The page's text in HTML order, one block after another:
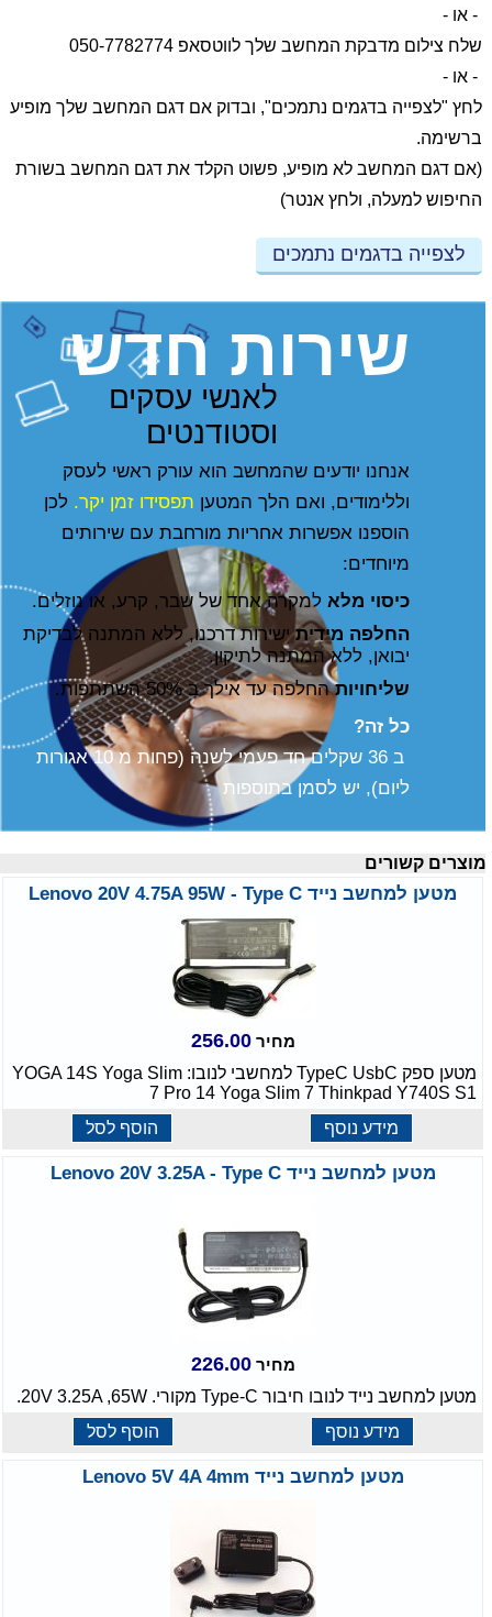
- או -
שלח צילום מדבקת המחשב שלך לווטסאפ 050-7782774
- או -
לחץ "לצפייה בדגמים נתמכים", ובדוק אם דגם המחשב שלך מופיע
ברשימה.
(אם דגם המחשב לא מופיע, פשוט הקלד את דגם המחשב בשורת
החיפוש למעלה, ולחץ אנטר)
לצפייה בדגמים נתמכים
שירות חדש
לאנשי עסקים
וסטודנטים
אנחנו יודעים שהמחשב הוא עורק ראשי לעסק
וללימודים, ואם הלך המטען תפסידו זמן יקר.לכן
הוספנו אפשרות אחריות מורחבת עם שירותים
מיוחדים:
כיסוי מלאלמקרה אחד של שבר, קרע, או נוזלים.
החלפה מידיתישירות דרכנו, ללא המתנה לבדיקת
יבואן, ללא המתנה לתיקון.
שליחויותהחלפה עד אילך ב 50% השתתפות.
כל זה?
ב 36 שקלים חד פעמי לשנה (פחות מ 10 אגורות
ליום), יש לסמן בתוספות
מוצרים קשורים
מטען למחשב נייד Lenovo 20V 4.75A 95W - Type C
מחיר256.00
מטען ספק TypeC UsbC למחשבי לנובו: YOGA 14S Yoga Slim
7 Pro 14 Yoga Slim 7 Thinkpad Y740S S1
מידע נוסף
הוסף לסל
מטען למחשב נייד Lenovo 20V 3.25A - Type C
מחיר226.00
מטען למחשב נייד לנובו חיבור Type-C מקורי. 20V 3.25A ,65W.
מידע נוסף
הוסף לסל
מטען למחשב נייד Lenovo 5V 4A 4mm